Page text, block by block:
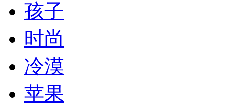
孩子
时尚
冷漠
苹果